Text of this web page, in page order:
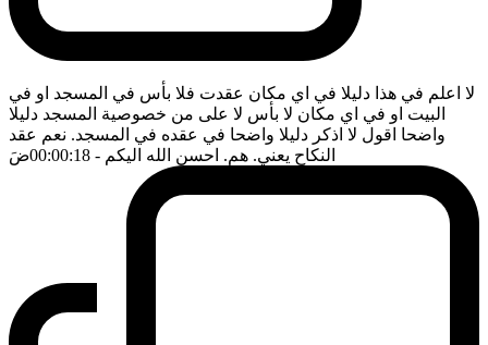
لا اعلم في هذا دليلا في اي مكان عقدت فلا بأس في المسجد او في
البيت او في اي مكان لا بأس لا على من خصوصية المسجد دليلا
واضحا اقول لا اذكر دليلا واضحا في عقده في المسجد. نعم عقد
النكاح يعني. هم. احسن الله اليكم - 00:00:18 ضَ